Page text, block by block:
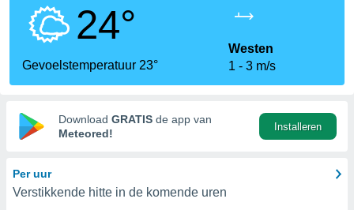
verstrekte
hoge
hebt de
voor
op basis
24°
Gevoelstemperatuur 23°
Westen
1
3 m/s
Download GRATIS de app van
Meteored!
Installeren
Per uur
Verstikkende hitte in de komende uren